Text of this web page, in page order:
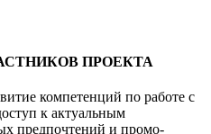
ПРОЕКТА
компетенций по работе с
к актуальным
предпочтений и промо-